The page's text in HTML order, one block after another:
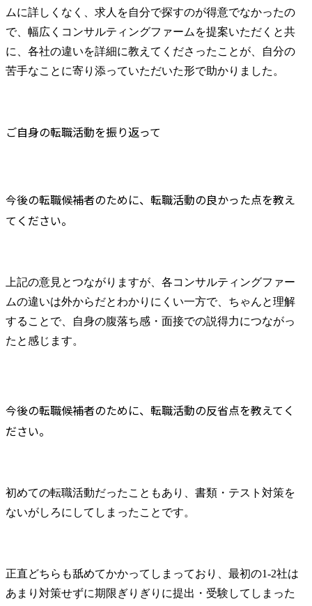
ムに詳しくなく、求人を自分で探すのが得意でなかったの
で、幅広くコンサルティングファームを提案いただくと共
に、各社の違いを詳細に教えてくださったことが、自分の
苦手なことに寄り添っていただいた形で助かりました。
ご自身の転職活動を振り返って
今後の転職候補者のために、転職活動の良かった点を教え
てください。
上記の意見とつながりますが、各コンサルティングファー
ムの違いは外からだとわかりにくい一方で、ちゃんと理解
することで、自身の腹落ち感・面接での説得力につながっ
たと感じます。
今後の転職候補者のために、転職活動の反省点を教えてく
ださい。
初めての転職活動だったこともあり、書類・テスト対策を
ないがしろにしてしまったことです。
正直どちらも舐めてかかってしまっており、最初の1-2社は
あまり対策せずに期限ぎりぎりに提出・受験してしまった